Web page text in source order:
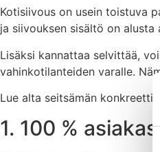
Kotisiivous on usein toistuva
ja siivouksen sisältö on
Lisäksi kannattaa selvittää,
vahinkotilanteiden varalle.
Lue alta seitsämän
1. 100 %